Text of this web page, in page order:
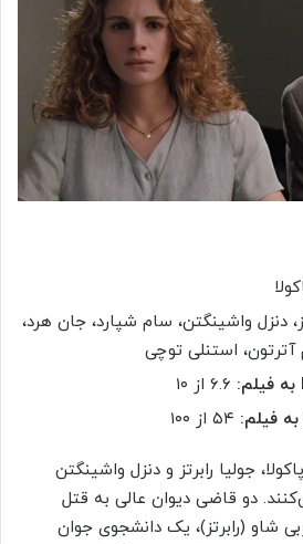
دنزل واشینگتن، سام شپارد، جان هرد،
آترتون، استنلی توچی
به فیلم:
جولیا رابرتز و دنزل واشینگتن
دو قاضی دیوان عالی به قتل
شاو (رابرتز)، یک دانشجوی جوان